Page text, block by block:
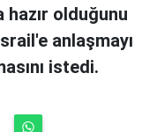
hazır olduğunu
anlaşmayı
istedi.